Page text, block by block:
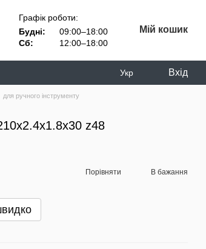
Графік роботи:
Будні:
09:00–18:00
Сб:
12:00–18:00
Мій кошик
Укр Вхід
для ручного інструменту
z48
Порівняти В бажання